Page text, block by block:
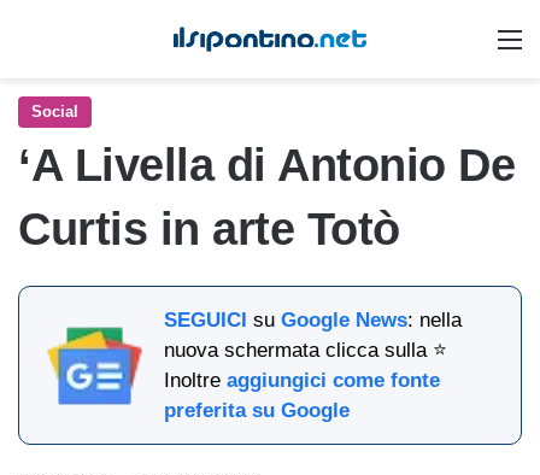
Social
‘A Livella di Antonio De
Curtis in arte Totò
SEGUICI suGoogle News: nella
nuova schermata clicca sulla ⭐
Inoltreaggiungici come fonte
preferita su Google